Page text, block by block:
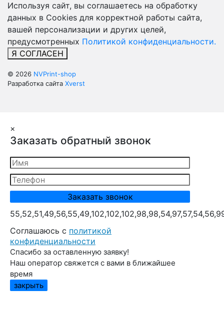
Используя сайт, вы соглашаетесь на обработку
данных в Cookies для корректной работы сайта,
вашей персонализации и других целей,
предусмотренных Политикой конфиденциальности.
Я СОГЛАСЕН
© 2026 NVPrint-shop
Разработка сайта Xverst
×
Заказать обратный звонок
Cоглашаюсь с политикой
конфиденциальности
Спасибо за оставленную заявку!
Наш оператор свяжется с вами в ближайшее
время
закрыть